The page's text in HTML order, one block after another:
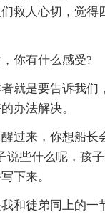
救人心切，觉得
你有什么感受?
是要告诉我们
办法解决。
来，你想船长
说些什么呢，孩
下来。
徒弟同上的一